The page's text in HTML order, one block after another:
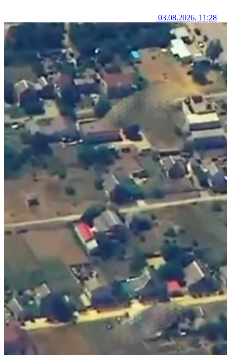
03.08.2026, 11:28